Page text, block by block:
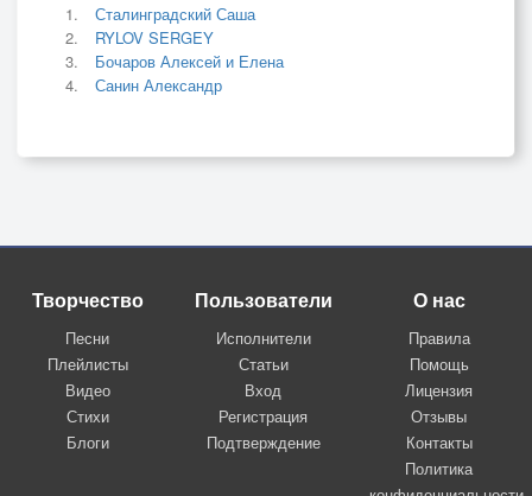
Сталинградский Саша
RYLOV SERGEY
Бочаров Алексей и Елена
Санин Александр
Творчество
Песни
Плейлисты
Видео
Стихи
Блоги
Пользователи
Исполнители
Статьи
Вход
Регистрация
Подтверждение
О нас
Правила
Помощь
Лицензия
Отзывы
Контакты
Политика